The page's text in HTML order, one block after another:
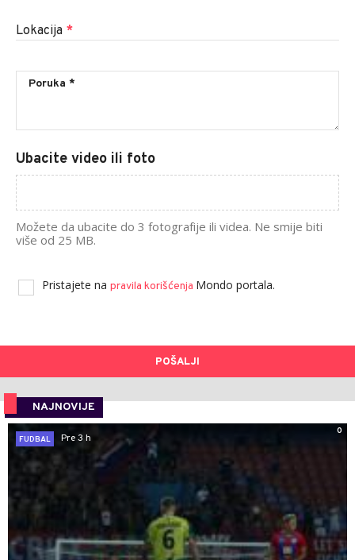
Lokacija *
Ubacite video ili foto
Možete da ubacite do 3 fotografije ili videa. Ne smije biti
više od 25 MB.
Pristajete na pravila korišćenja Mondo portala.
POŠALJI
NAJNOVIJE
0
FUDBAL
Pre 3 h